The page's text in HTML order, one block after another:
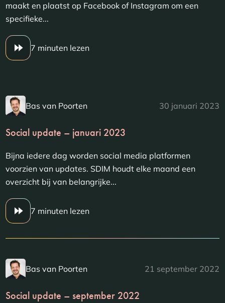
maakt en plaatst op Facebook of Instagram om een
specifieke...
7 minuten lezen
Bas van Poorten 30 januari 2023
Social update – januari 2023
Bijna iedere dag worden social media platformen
voorzien van updates. SDIM houdt elke maand een
overzicht bij van belangrijke...
7 minuten lezen
Bas van Poorten 21 september 2022
Social update – september 2022